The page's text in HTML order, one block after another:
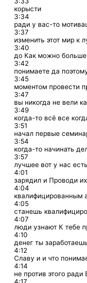
корысти
3:34
ради у вас-то
3:37
изменить этот мир к
3:40
до Как можно
3:42
понимаете да
3:45
моментом провести
3:47
вы никогда не вели
3:49
когда-то всё все
3:51
начал первые
3:54
когда-то начинать
3:57
лучшее вот у нас
4:01
зарядил и Проводи
4:04
квалифицированным
4:05
станешь
4:07
люди узнают К тебе
4:10
денег ты
4:12
Славу и и что
4:14
не против этого